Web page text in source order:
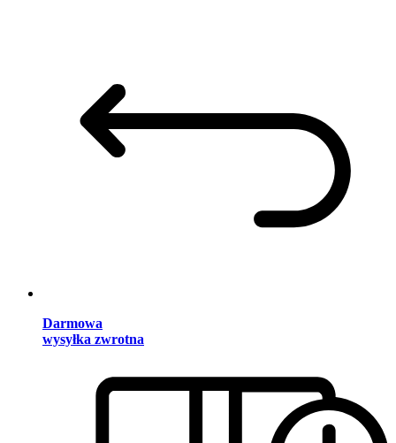
Darmowa
wysyłka zwrotna